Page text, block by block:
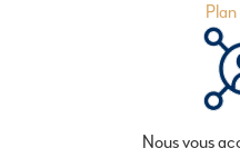
Nous vous